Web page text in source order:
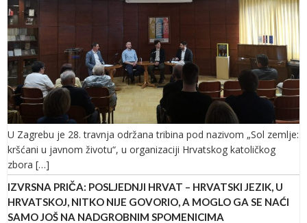
U Zagrebu je 28. travnja održana tribina pod nazivom „Sol zemlje:
kršćani u javnom životu“, u organizaciji Hrvatskog katoličkog
zbora […]
IZVRSNA PRIČA: POSLJEDNJI HRVAT – HRVATSKI JEZIK, U
HRVATSKOJ, NITKO NIJE GOVORIO, A MOGLO GA SE NAĆI
SAMO JOŠ NA NADGROBNIM SPOMENICIMA